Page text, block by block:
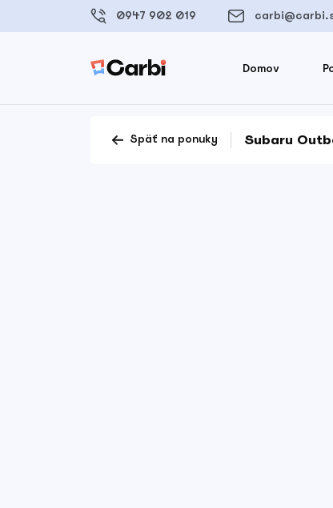
0947 902 019
Domov
Späť na ponuky Subaru